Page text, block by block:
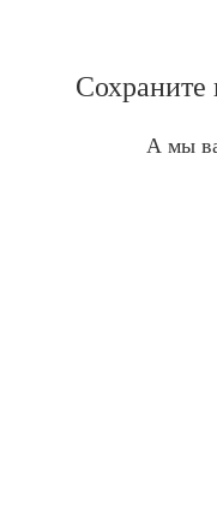
А мы